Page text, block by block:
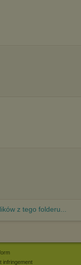
z tego folderu...
infringement